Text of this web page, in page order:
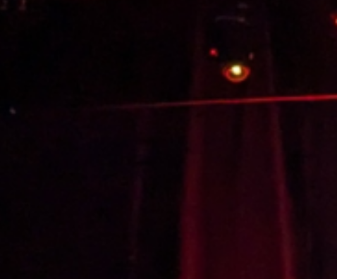
3èmes rencontres nationales des
“Démonstrateurs de la ville durable”
16 May 2024